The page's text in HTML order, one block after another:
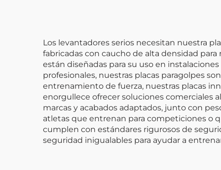
Los levantadores serios necesitan nuestra
fabricadas con caucho de alta densidad
están diseñadas para su uso en
profesionales, nuestras placas paragolpes
entrenamiento de fuerza, nuestras placas
enorgullece ofrecer soluciones comerciales
marcas y acabados adaptados, junto con
atletas que entrenan para competiciones o
cumplen con estándares rigurosos de
seguridad inigualables para ayudar a